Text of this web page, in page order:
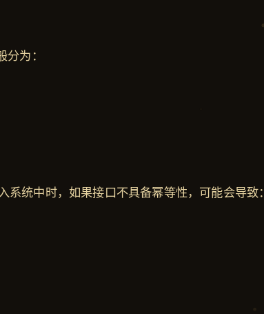
为：
统中时，如果接口不具备幂等性，可能会导致：